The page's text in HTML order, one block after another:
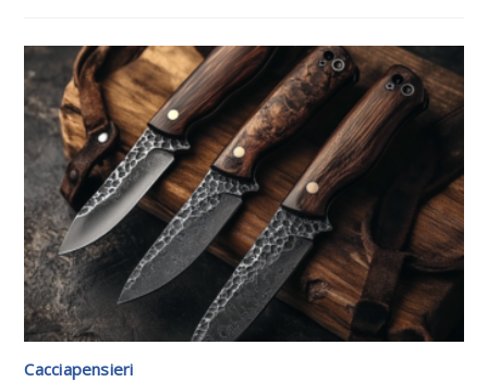
Leggi tutto l'articolo
Cacciapensieri